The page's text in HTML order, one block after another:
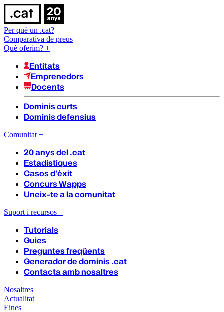
Per què un .cat?
Comparativa de preus
Què oferim? +
Entitats
Emprenedors
Docents
Dominis curts
Dominis defensius
Comunitat +
20 anys del .cat
Estadístiques
Casos d'èxit
Concurs Wapps
Uneix-te a la comunitat
Suport i recursos +
Tutorials
Guies
Preguntes freqüents
Generador de dominis .cat
Contacta amb nosaltres
Nosaltres
Actualitat
Eines